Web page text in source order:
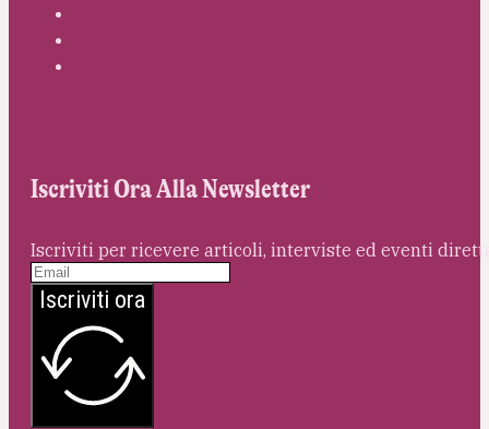
Iscriviti Ora Alla Newsletter
Iscriviti per ricevere articoli, interviste ed eventi
Iscriviti ora